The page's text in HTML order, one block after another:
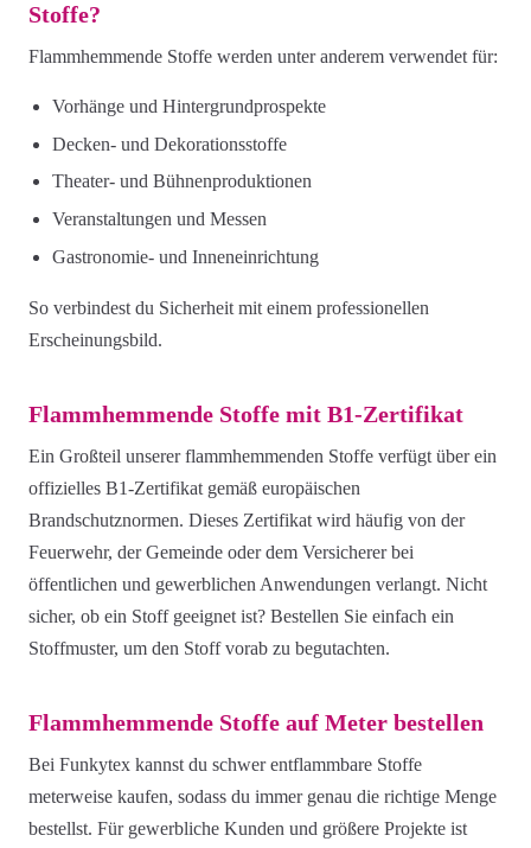
Stoffe?
Flammhemmende Stoffe werden unter anderem verwendet für:
Vorhänge und Hintergrundprospekte
Decken- und Dekorationsstoffe
Theater- und Bühnenproduktionen
Veranstaltungen und Messen
Gastronomie- und Inneneinrichtung
So verbindest du Sicherheit mit einem professionellen
Erscheinungsbild.
Flammhemmende Stoffe mit B1-Zertifikat
Ein Großteil unserer flammhemmenden Stoffe verfügt über ein
offizielles B1-Zertifikat gemäß europäischen
Brandschutznormen. Dieses Zertifikat wird häufig von der
Feuerwehr, der Gemeinde oder dem Versicherer bei
öffentlichen und gewerblichen Anwendungen verlangt. Nicht
sicher, ob ein Stoff geeignet ist? Bestellen Sie einfach ein
Stoffmuster, um den Stoff vorab zu begutachten.
Flammhemmende Stoffe auf Meter bestellen
Bei Funkytex kannst du schwer entflammbare Stoffe
meterweise kaufen, sodass du immer genau die richtige Menge
bestellst. Für gewerbliche Kunden und größere Projekte ist